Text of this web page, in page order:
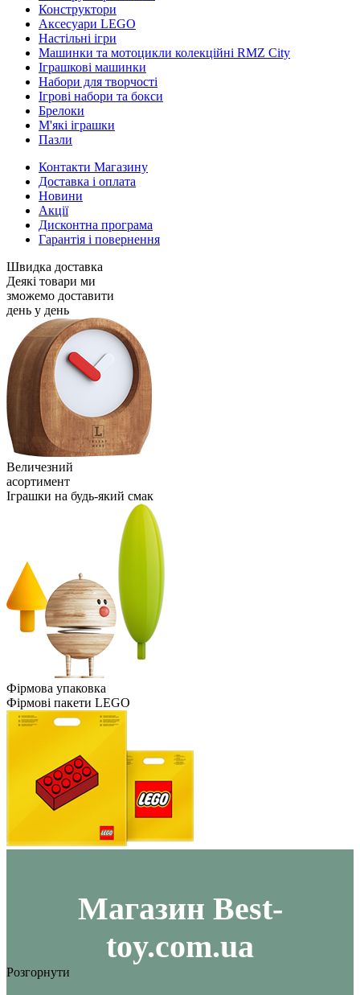
Конструктори
Аксесуари LEGO
Настільні ігри
Машинки та мотоцикли колекційні RMZ City
Іграшкові машинки
Набори для творчості
Ігрові набори та бокси
Брелоки
М'які іграшки
Пазли
Контакти Магазину
Доставка і оплата
Новини
Акції
Дисконтна програма
Гарантія і повернення
Швидка доставка
Деякі товари ми
зможемо доставити
день у день
Величезний
асортимент
Іграшки на будь-який смак
Фірмова упаковка
Фірмові пакети LEGO
Maгазин Best-
toy.com.ua
Розгорнути